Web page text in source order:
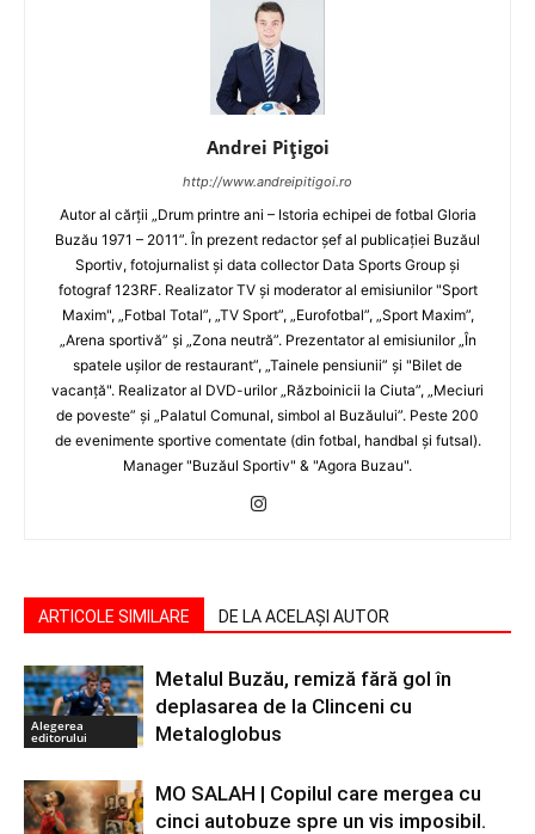
Andrei Pițigoi
http://www.andreipitigoi.ro
Autor al cărţii „Drum printre ani – Istoria echipei de fotbal Gloria
Buzău 1971 – 2011”. În prezent redactor şef al publicaţiei Buzăul
Sportiv, fotojurnalist şi data collector Data Sports Group şi
fotograf 123RF. Realizator TV şi moderator al emisiunilor "Sport
Maxim", „Fotbal Total”, „TV Sport”, „Eurofotbal”, „Sport Maxim”,
„Arena sportivă” şi „Zona neutră”. Prezentator al emisiunilor „În
spatele uşilor de restaurant”, „Tainele pensiunii” şi "Bilet de
vacanţă". Realizator al DVD-urilor „Războinicii la Ciuta”, „Meciuri
de poveste” şi „Palatul Comunal, simbol al Buzăului”. Peste 200
de evenimente sportive comentate (din fotbal, handbal şi futsal).
Manager "Buzăul Sportiv" & "Agora Buzau".
ARTICOLE SIMILARE DE LA ACELAȘI AUTOR
Alegerea
editorului
Metalul Buzău, remiză fără gol în
deplasarea de la Clinceni cu
Metaloglobus
MO SALAH | Copilul care mergea cu
cinci autobuze spre un vis imposibil.